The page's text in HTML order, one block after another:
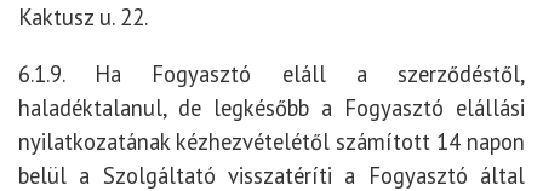
Kaktusz u. 22.
6.1.9. Ha Fogyasztó eláll a szerződéstől,
haladéktalanul, de legkésőbb a Fogyasztó elállási
nyilatkozatának kézhezvételétől számított 14 napon
belül a Szolgáltató visszatéríti a Fogyasztó által